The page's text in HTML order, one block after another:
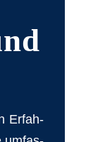
Er­fah­